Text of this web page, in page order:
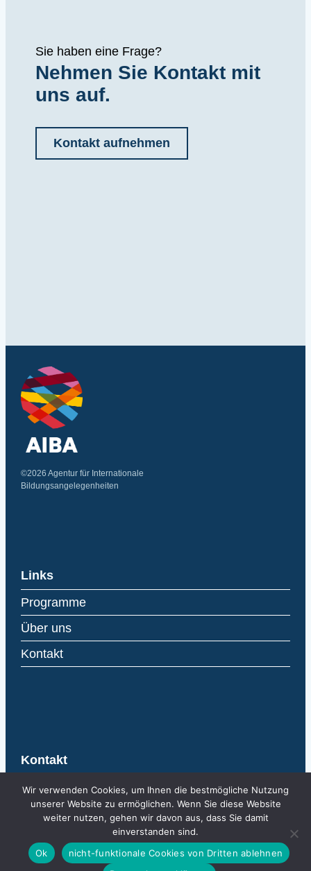
Sie haben eine Frage?
Nehmen Sie Kontakt mit
uns auf.
Kontakt aufnehmen
©2026 Agentur für Internationale
Bildungsangelegenheiten
Links
Programme
Über uns
Kontakt
Kontakt
AIBA
Agentur für Internationale
Bildungsangelegenheiten
Postfach 684
Wir verwenden Cookies, um Ihnen die bestmögliche Nutzung
unserer Website zu ermöglichen. Wenn Sie diese Website
weiter nutzen, gehen wir davon aus, dass Sie damit
einverstanden sind.
Ok
nicht-funktionale Cookies von Dritten ablehnen